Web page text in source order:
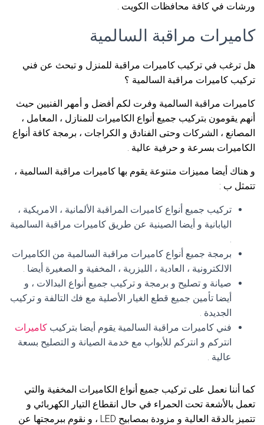
ورشات في كافة محافظات الكويت .
كاميرات مراقبة السالمية
هل ترغب في تركيب كاميرات مراقبة للمنزل و تبحث عن فني
تركيب كاميرات مراقبة السالمية ؟
كاميرات مراقبة السالمية وفرت لكم أفضل و أمهر الفنيين حيث
أنهم يقومون بتركيب جميع أنواع الكاميرات للمنازل ، المعامل ،
المصانع ، الشركات وحتى الفنادق و الكراجات ، برمجة كافة أنواع
الكاميرات بسرعة و حرفية عالية .
و هناك أيضا مميزات متنوعة يقوم بها كاميرات مراقبة السالمية ،
تتمثل ب :
تركيب جميع أنواع كاميرات المراقبة الألمانية ، الامريكية ،
اليابانية و أيضا الصينية عن طريق كاميرات مراقبة السالمية
.
برمجة جميع أنواع كاميرات مراقبة السالمية من الكاميرات
الالكترونية ، العادية ، الليزرية ، المخفية و الصغيرة أيضا .
صيانة و تصليح و برمجة و تركيب جميع أنواع البدالات ، و
أيضا تأمين جميع قطع الغيار الأصلية مع فك التالفة و تركيب
الجديدة .
فني كاميرات مراقبة السالمية يقوم أيضا بتركيب كاميرات
انتركم و انتركم للأبواب مع خدمة الصيانة و التصليح بسعة
عالية .
كما أننا نعمل على تركيب جميع أنواع الكاميرات المخفية والتي
تعمل بالأشعة تحت الحمراء في حال انقطاع التيار الكهربائي و
تتميز بالدقة العالية و مزودة بمصابيح LED ، و نقوم ببرمجتها عن